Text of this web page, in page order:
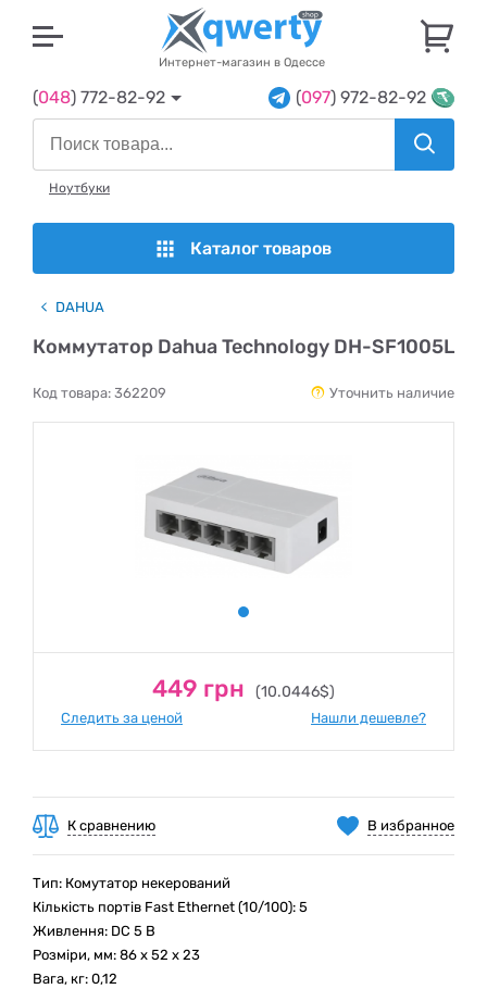
Интернет-магазин в Одессе
(048) 772-82-92 (097) 972-82-92
Ноутбуки
Каталог товаров
DAHUA
Коммутатор Dahua Technology DH-SF1005L
Код товара: 362209 Уточнить наличие
449 грн (10.0446$)
Следить за ценой Нашли дешевле?
В избранное
К сравнению
Тип: Комутатор некерований
Кількість портів Fast Ethernet (10/100): 5
Живлення: DC 5 В
Розміри, мм: 86 x 52 x 23
Вага, кг: 0,12